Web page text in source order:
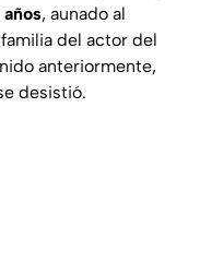
, aunado al
del actor del
anteriormente,
desistió.